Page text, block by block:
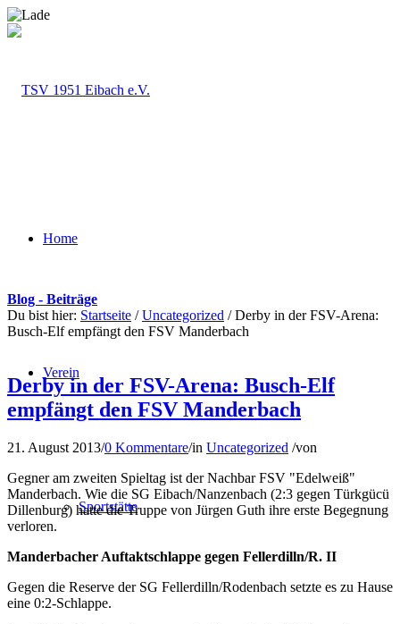
Home
Verein
Sportstätte
Blog - Beiträge
Du bist hier: Startseite / Uncategorized / Derby in der FSV-Arena:
Busch-Elf empfängt den FSV Manderbach
Derby in der FSV-Arena: Busch-Elf
empfängt den FSV Manderbach
21. August 2013/0 Kommentare/in Uncategorized /von
Gegner am zweiten Spieltag ist der Nachbar FSV "Edelweiß"
Manderbach. Wie die SG Eibach/Nanzenbach (2:3 gegen Türkgücü
Dillenburg) hatte die Truppe von Jürgen Guth ihre erste Begegnung
verloren.
Manderbacher Auftaktschlappe gegen Fellerdilln/R. II
Gegen die Reserve der SG Fellerdilln/Rodenbach setzte es zu Hause
eine 0:2-Schlappe.